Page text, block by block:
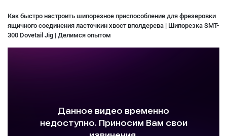
Как быстро настроить шипорезное приспособление для фрезеровки
ящичного соединения ласточкин хвост вполдерева | Шипорезка SMT-
300 Dovetail Jig | Делимся опытом